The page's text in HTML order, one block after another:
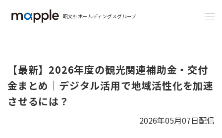
昭文社ホールディングスグループ
【最新】2026年度の観光関連補助金・交付
金まとめ｜デジタル活用で地域活性化を加速
させるには？
2026年05月07日配信